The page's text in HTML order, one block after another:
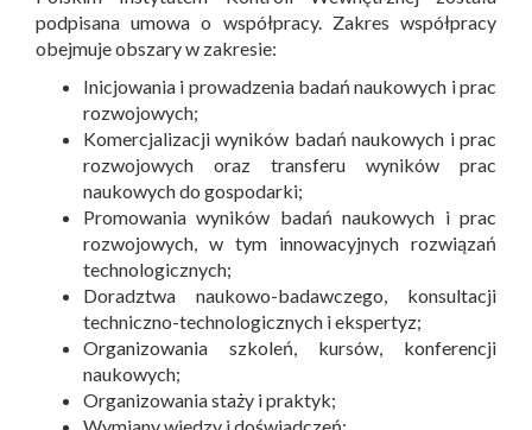
podpisana umowa o współpracy. Zakres współpracy
obejmuje obszary w zakresie:
Inicjowania i prowadzenia badań naukowych i prac
rozwojowych;
Komercjalizacji wyników badań naukowych i prac
rozwojowych oraz transferu wyników prac
naukowych do gospodarki;
Promowania wyników badań naukowych i prac
rozwojowych, w tym innowacyjnych rozwiązań
technologicznych;
Doradztwa naukowo-badawczego, konsultacji
techniczno-technologicznych i ekspertyz;
Organizowania szkoleń, kursów, konferencji
naukowych;
Organizowania staży i praktyk;
Wymiany wiedzy i doświadczeń;